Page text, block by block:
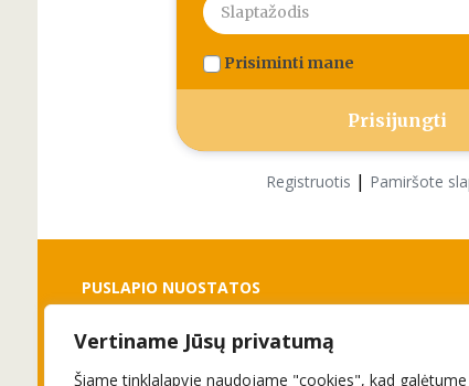
Vertiname Jūsų privatumą
Šiame tinklalapyje naudojame "cookies", kad galėtume
Prisiminti mane
Registruotis | Pamiršote
PUSLAPIO NUOSTATOS
Slapukai
Privatumo politika